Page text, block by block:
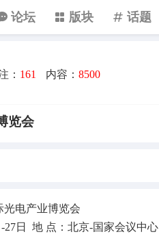
论坛 版块 话题
： 161 内容： 8500
览会
光电产业博览会
-27日 地 点：北京-国家会议中心